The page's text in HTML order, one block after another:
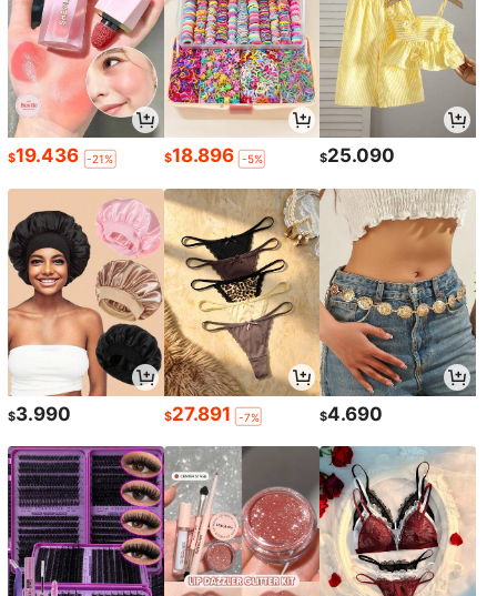
$19.436 -21% $18.896 -5% $25.090
$3.990 $27.891 -7% $4.690